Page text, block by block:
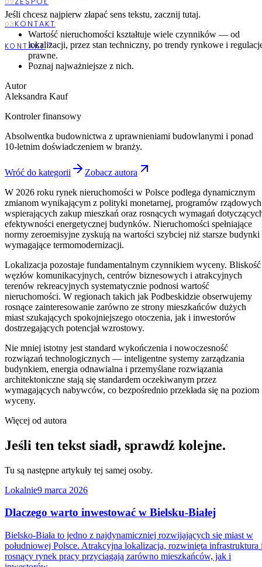
KONTAKT
Jeśli chcesz najpierw złapać sens tekstu, zacznij tutaj.
Wartość nieruchomości kształtuje wiele czynników — od
lokalizacji, przez stan techniczny, po trendy rynkowe i
prawne.
Poznaj najważniejsze z nich.
Autor
Aleksandra Kauf
Kontroler finansowy
Absolwentka budownictwa z uprawnieniami budowlanymi i ponad
10-letnim doświadczeniem w branży.
Wróć do kategorii
Zobacz autora
W 2026 roku rynek nieruchomości w Polsce podlega dynamicznym
zmianom wynikającym z polityki monetarnej, programów rządowych
wspierających zakup mieszkań oraz rosnących wymagań
efektywności energetycznej budynków. Nieruchomości spełniające
normy zeroemisyjne zyskują na wartości szybciej niż starsze budynki
wymagające termomodernizacji.
Lokalizacja pozostaje fundamentalnym czynnikiem wyceny. Bliskość
węzłów komunikacyjnych, centrów biznesowych i atrakcyjnych
terenów rekreacyjnych systematycznie podnosi wartość
nieruchomości. W regionach takich jak Podbeskidzie obserwujemy
rosnące zainteresowanie zarówno ze strony mieszkańców dużych
miast szukających spokojniejszego otoczenia, jak i inwestorów
dostrzegających potencjał wzrostowy.
Nie mniej istotny jest standard wykończenia i nowoczesność
rozwiązań technologicznych — inteligentne systemy zarządzania
budynkiem, energia odnawialna i przemyślane rozwiązania
architektoniczne stają się standardem oczekiwanym przez
wymagających nabywców, co bezpośrednio przekłada się na poziom
wyceny.
Więcej od autora
Jeśli ten tekst siadł, sprawdź kolejne.
Tu są następne artykuły tej samej osoby.
Lokalnie9 marca 2026
Dlaczego warto inwestować w Bielsku-Białej
Bielsko-Biała to jedno z najdynamiczniej rozwijających się miast w
południowej Polsce. Atrakcyjna lokalizacja, rozwinięta infrastruktura
rosnący rynek pracy przyciągają zarówno mieszkańców, jak i